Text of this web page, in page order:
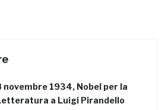
novembre 1934, Nobel per la
a Luigi Pirandello